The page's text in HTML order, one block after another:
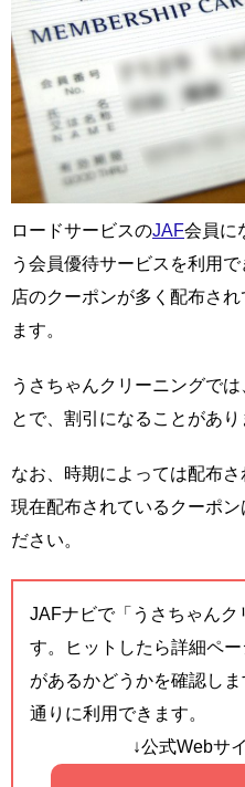
ロードサービスのJAF会員に
う会員優待サービスを利用
店のクーポンが多く配布さ
ます。
うさちゃんクリーニングで
とで、割引になることがあり
なお、時期によっては配布さ
現在配布されているクーポ
ださい。
JAFナビで「うさちゃんク
す。ヒットしたら詳細ペ
があるかどうかを確認し
通りに利用できます。
↓公式Webサ